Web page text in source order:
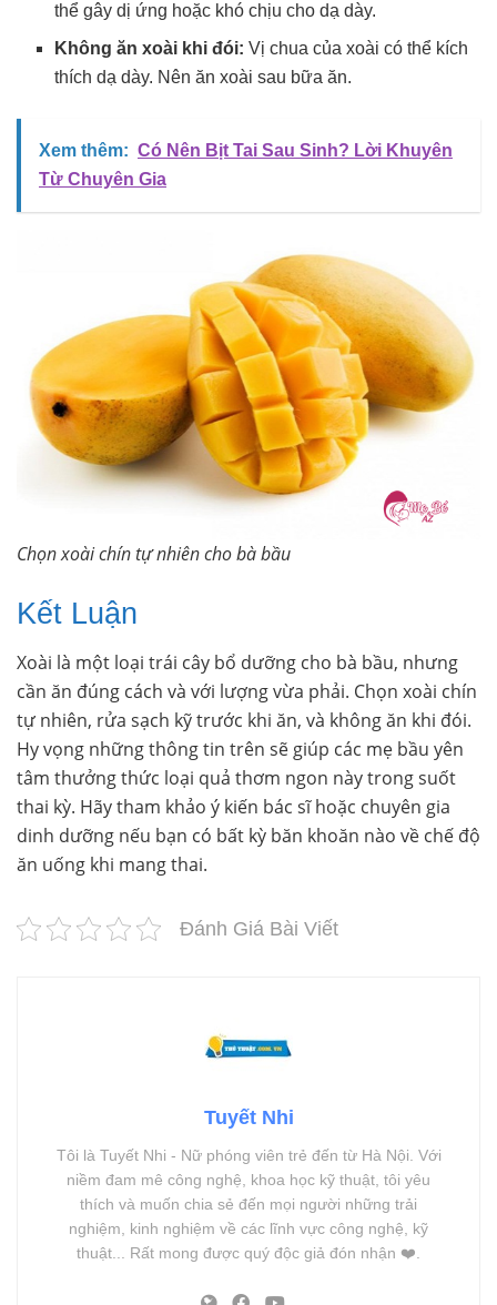
thể gây dị ứng hoặc khó chịu cho dạ dày.
Không ăn xoài khi đói: Vị chua của xoài có thể kích
thích dạ dày. Nên ăn xoài sau bữa ăn.
Xem thêm: Có Nên Bịt Tai Sau Sinh? Lời Khuyên
Từ Chuyên Gia
Chọn xoài chín tự nhiên cho bà bầu
Kết Luận
Xoài là một loại trái cây bổ dưỡng cho bà bầu, nhưng
cần ăn đúng cách và với lượng vừa phải. Chọn xoài chín
tự nhiên, rửa sạch kỹ trước khi ăn, và không ăn khi đói.
Hy vọng những thông tin trên sẽ giúp các mẹ bầu yên
tâm thưởng thức loại quả thơm ngon này trong suốt
thai kỳ. Hãy tham khảo ý kiến bác sĩ hoặc chuyên gia
dinh dưỡng nếu bạn có bất kỳ băn khoăn nào về chế độ
ăn uống khi mang thai.
Đánh Giá Bài Viết
Tuyết Nhi
Tôi là Tuyết Nhi - Nữ phóng viên trẻ đến từ Hà Nội. Với
niềm đam mê công nghệ, khoa học kỹ thuật, tôi yêu
thích và muốn chia sẻ đến mọi người những trải
nghiệm, kinh nghiệm về các lĩnh vực công nghệ, kỹ
thuật... Rất mong được quý độc giả đón nhận ❤️.